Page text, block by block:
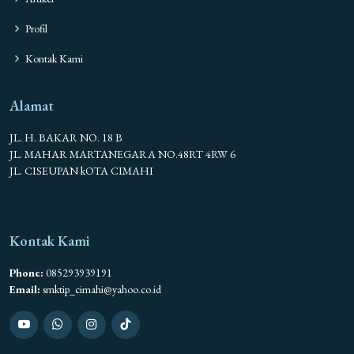
Profil
Kontak Kami
Alamat
JL. H. BAKAR NO. 18 B
JL. MAHAR MARTANEGARA NO.48RT 4RW 6
JL. CISEUPAN kOTA CIMAHI
Kontak Kami
Phone: 085293939191
Email: smktip_cimahi@yahoo.co.id